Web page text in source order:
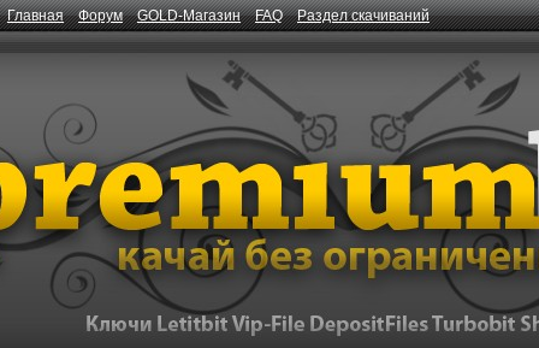
Главная Форум GOLD-Магазин FAQ Раздел скачиваний